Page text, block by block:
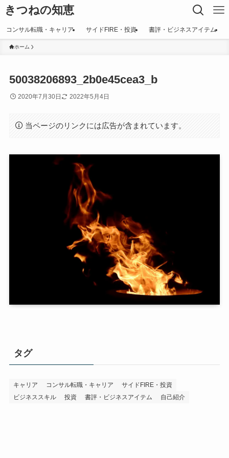
きつねの知恵
コンサル転職・キャリア サイドFIRE・投資 書評・ビジネスアイテム
ホーム
50038206893_2b0e45cea3_b
2020年7月30日 2022年5月4日
当ページのリンクには広告が含まれています。
タグ
キャリア コンサル転職・キャリア
サイドFIRE・投資
ビジネススキル
投資 書評・ビジネスアイテム 自己紹介